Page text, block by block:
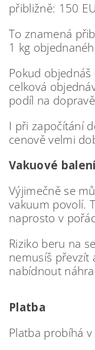
přibližně: 150
To znamená
1 kg
Pokud
celková
podíl na
I při započítání
cenově velmi
Vakuové
Výjimečně se
vakuum povolí.
naprosto v
Riziko beru na
nemusíš převzít
nabídnout
Platba
Platba probíhá v